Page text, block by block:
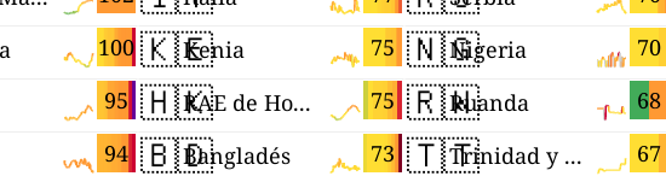
100
95
94
🇰🇪 75
Kenia
🇭🇰 75
RAE de Hong Kong (China)
🇧🇩 73
Bangladés
🇳🇬 70
Nigeria
🇷🇼 68
Ruanda
🇹🇹 67
Trinidad y Tobago